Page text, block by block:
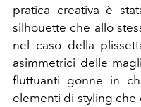
pratica creativa è
silhouette che allo
nel caso della
asimmetrici delle
fluttuanti gonne in
elementi di styling che